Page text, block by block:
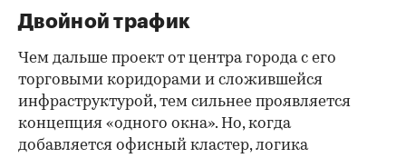
Двойной трафик
Чем дальше проект от центра города с его
торговыми коридорами и сложившейся
инфраструктурой, тем сильнее проявляется
концепция «одного окна». Но, когда
добавляется офисный кластер, логика